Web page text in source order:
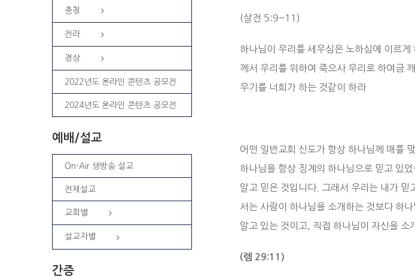
(살전 5:9~11)
하나님이 우리를 세우심은 노하심에 이르
께서 우리를 위하여 죽으사 우리로 하여금
우기를 너희가 하는 것같이 하라
어떤 일반교회 신도가 항상 하나님께 매를
하나님을 항상 징계의 하나님으로 믿고 있
알고 믿은 것입니다. 그래서 우리는 내가 믿
서는 사람이 하나님을 소개하는 것보다 하
알고 있는 것이고, 직접 하나님이 자신을 소
( 렘 29:11)
충청
전라
경상
2022년도 온라인 콘텐츠 공모전
2024년도 온라인 콘텐츠 공모전
예배/설교
On-Air 생방송 설교
전체설교
교회별
설교자별
간증